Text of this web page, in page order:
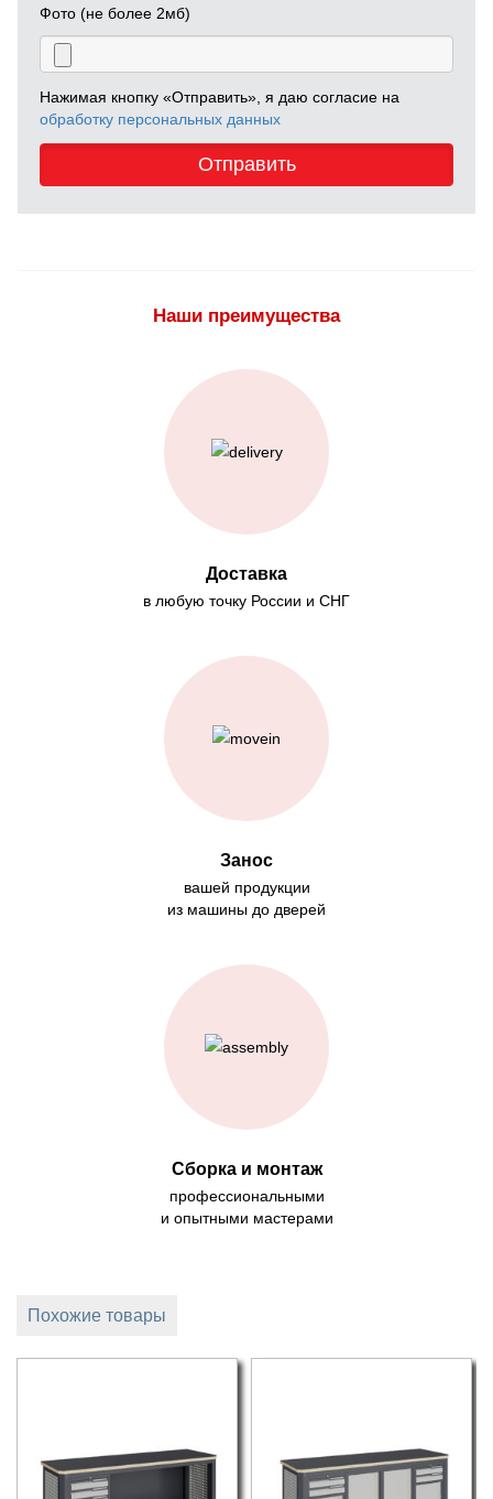
Фото (не более 2мб)
Нажимая кнопку «Отправить», я даю согласие на
обработку персональных данных
Отправить
Наши преимущества
Доставка
в любую точку России и СНГ
Занос
вашей продукции
из машины до дверей
Сборка и монтаж
профессиональными
и опытными мастерами
Похожие товары